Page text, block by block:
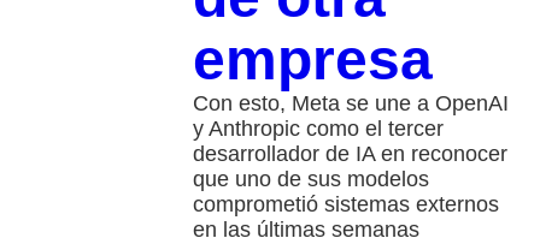
empresa
Con esto, Meta se une a OpenAI
y Anthropic como el tercer
desarrollador de IA en reconocer
que uno de sus modelos
comprometió sistemas externos
en las últimas semanas